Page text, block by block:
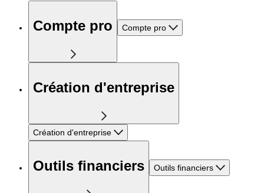
Compte pro Compte pro
Création d'entreprise
Création d'entreprise
Outils financiers Outils financiers